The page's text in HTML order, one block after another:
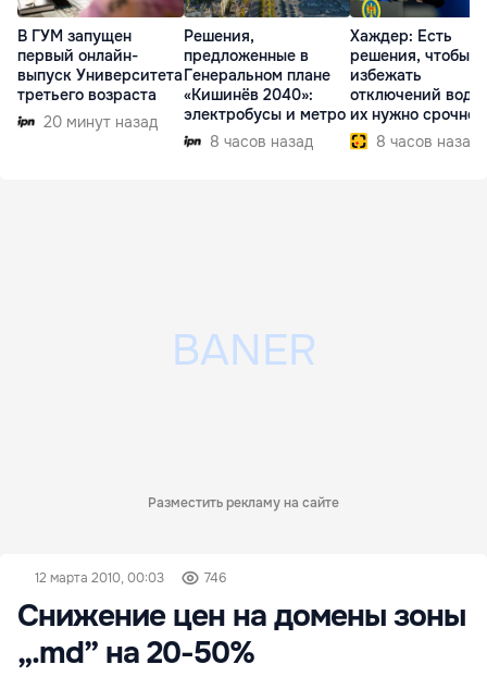
В ГУМ запущен
первый онлайн-
выпуск Университета
третьего возраста
20 минут назад
Решения,
предложенные в
Генеральном плане
«Кишинёв 2040»:
электробусы и метро
8 часов назад
Хаждер: Есть
решения, чтобы
избежать
отключений
их нужно срочно
внедрить
8 часов назад
Разместить рекламу на сайте
12 марта 2010, 00:03 746
Снижение цен на домены зоны
„.md” на 20-50%